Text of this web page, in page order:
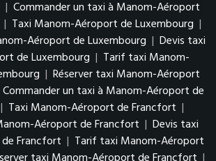
| Commander un taxi à Manom-Aéroport
| Taxi Manom-Aéroport de Luxembourg |
Aéroport de Luxembourg | Devis taxi
de Luxembourg | Tarif taxi Manom-
| Réserver taxi Manom-Aéroport
Commander un taxi à Manom-Aéroport de
| Taxi Manom-Aéroport de Francfort |
Aéroport de Francfort | Devis taxi
Francfort | Tarif taxi Manom-Aéroport